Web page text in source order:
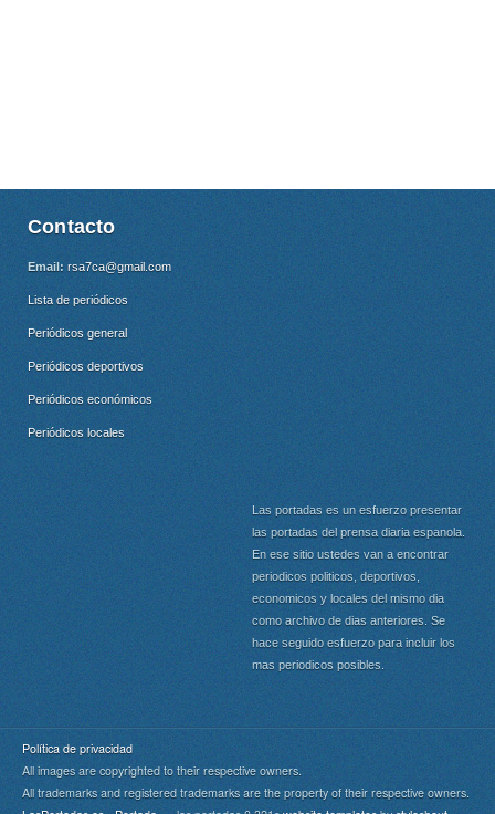
Contacto
Email: rsa7ca@gmail.com
Lista de periódicos
Periódicos general
Periódicos deportivos
Periódicos económicos
Periódicos locales
Las portadas es un esfuerzo presentar
las portadas del prensa diaria espanola.
En ese sitio ustedes van a encontrar
periodicos politicos, deportivos,
economicos y locales del mismo dia
como archivo de dias anteriores. Se
hace seguido esfuerzo para incluir los
mas periodicos posibles.
Política de privacidad
All images are copyrighted to their respective owners.
All trademarks and registered trademarks are the property of their respective owners.